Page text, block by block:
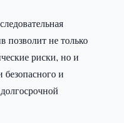
позволит не только
риски, но и
безопасного и